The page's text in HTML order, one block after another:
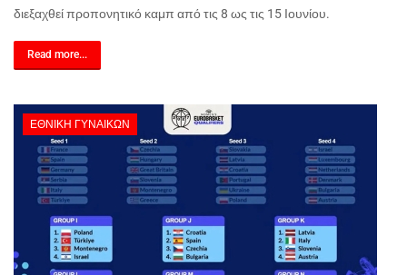
διεξαχθεί προπονητικό καμπ από τις 8 ως τις 15 Ιουνίου.
Read more...
ΕΘΝΙΚΉ ΓΥΝΑΙΚΏΝ